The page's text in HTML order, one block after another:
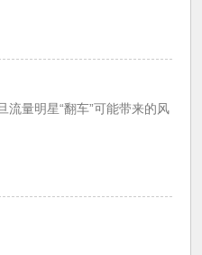
量明星“翻车”可能带来的风